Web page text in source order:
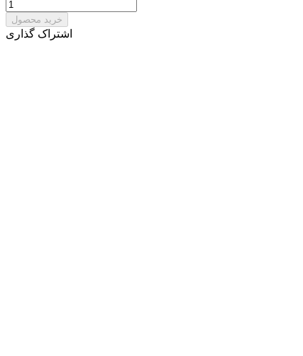
خرید محصول
اشتراک گذاری